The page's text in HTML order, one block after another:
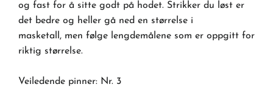
og fast for å sitte godt på hodet. Strikker du løst er
det bedre og heller gå ned en størrelse i
masketall, men følge lengdemålene som er oppgitt for
riktig størrelse.
Veiledende pinner: Nr. 3